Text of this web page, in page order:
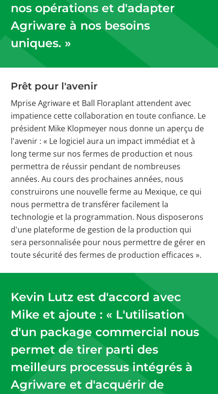
nos opérations et d'adapter
Agriware à nos besoins
uniques. »
Prêt pour l'avenir
Mprise Agriware et Ball Floraplant attendent avec
impatience cette collaboration en toute confiance. Le
président Mike Klopmeyer nous donne un aperçu de
l'avenir : « Le logiciel aura un impact immédiat et à
long terme sur nos fermes de production et nous
permettra de réussir pendant de nombreuses
années. Au cours des prochaines années, nous
construirons une nouvelle ferme au Mexique, ce qui
nous permettra de transférer facilement la
technologie et la programmation. Nous disposerons
d'une plateforme de gestion de la production qui
sera personnalisée pour nous permettre de gérer en
toute sécurité des fermes de production efficaces ».
Kevin Lutz est d'accord avec
Mike et ajoute : « L'utilisation
d'un package commercial nous
permet de tirer parti des
meilleurs processus intégrés à
Agriware et d'acquérir de